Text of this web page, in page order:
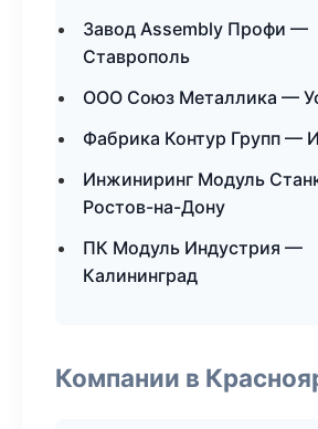
Завод Assembly Профи —
Ставрополь
ООО Союз Металлика —
Фабрика Контур Групп —
Инжиниринг Модуль
Ростов-на-Дону
ПК Модуль Индустрия —
Калининград
Компании в